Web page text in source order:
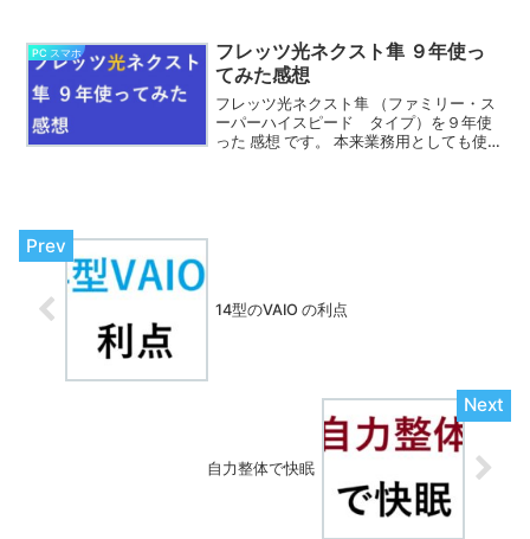
し、Google calendarを見やすく調整す
るには マウスのホイールでの拡大縮小 が
便利です。
PC スマホ
フレッツ光ネクスト隼 ９年使っ
てみた感想
フレッツ光ネクスト隼 （ファミリー・ス
ーパーハイスピード タイプ）を９年使
った 感想 です。 本来業務用としても使え
14型のVAIO の利点
自力整体で快眠